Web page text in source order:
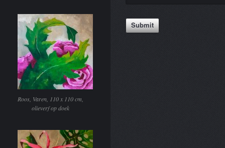
Roos, Varen, 110 x 110 cm,
olieverf op doek